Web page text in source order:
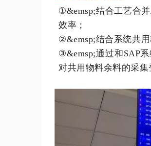
①&emsp;结合工艺合
效率；
②&emsp;结合系统共用
③&emsp;通过和SAP
对共用物料余料的采